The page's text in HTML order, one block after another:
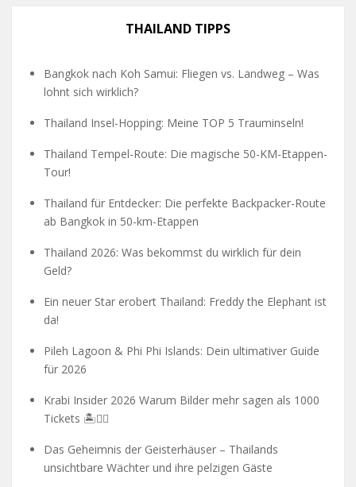
THAILAND TIPPS
Bangkok nach Koh Samui: Fliegen vs. Landweg – Was
lohnt sich wirklich?
Thailand Insel-Hopping: Meine TOP 5 Trauminseln!
Thailand Tempel-Route: Die magische 50-KM-Etappen-
Tour!
Thailand für Entdecker: Die perfekte Backpacker-Route
ab Bangkok in 50-km-Etappen
Thailand 2026: Was bekommst du wirklich für dein
Geld?
Ein neuer Star erobert Thailand: Freddy the Elephant ist
da!
Pileh Lagoon & Phi Phi Islands: Dein ultimativer Guide
für 2026
Krabi Insider 2026 Warum Bilder mehr sagen als 1000
Tickets 🏝️🧗‍♂️
Das Geheimnis der Geisterhäuser – Thailands
unsichtbare Wächter und ihre pelzigen Gäste